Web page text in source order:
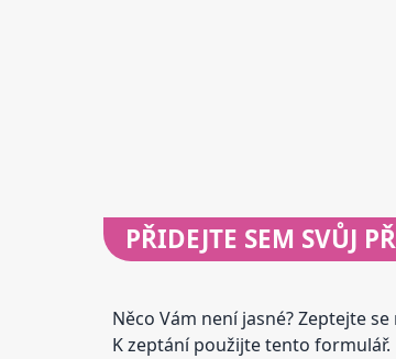
PŘIDEJTE SEM SVŮJ
Něco Vám není jasné? Zeptejte
K zeptání použijte tento formulář.